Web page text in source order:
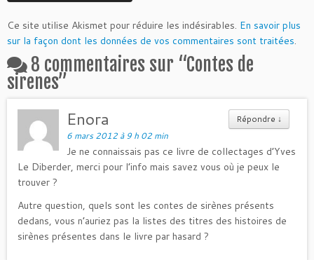
Ce site utilise Akismet pour réduire les indésirables. En savoir plus
sur la façon dont les données de vos commentaires sont traitées.
8 commentaires sur “Contes de
sirenes”
Répondre ↓
Enora
6 mars 2012 à 9 h 02 min
Je ne connaissais pas ce livre de collectages d’Yves
Le Diberder, merci pour l’info mais savez vous où je peux le
trouver ?
Autre question, quels sont les contes de sirènes présents
dedans, vous n’auriez pas la listes des titres des histoires de
sirènes présentes dans le livre par hasard ?